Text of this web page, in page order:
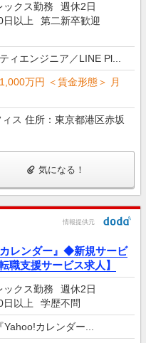
ックス勤務
週休2日
日以上
第二新卒歓迎
ィエンジニア／LINE Pl...
万円 ＜賃金形態＞ 月
ス 住所：東京都港区赤坂
気になる！
情報提供元
レンダー』◆新規サービ
職支援サービス求人】
ックス勤務
週休2日
日以上 学歴不問
カレンダー...